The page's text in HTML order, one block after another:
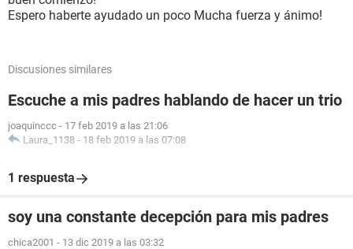
Espero haberte ayudado un poco Mucha fuerza y ánimo!
Discusiones similares
Escuche a mis padres hablando de hacer un trio
joaquinccc - 17 feb 2019 a las 21:06
Laura_1138 - 18 feb 2019 a las 07:08
1 respuesta
soy una constante decepción para mis padres
chica2001 - 13 dic 2019 a las 03:32